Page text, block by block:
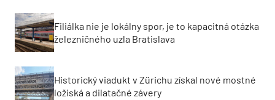
Filiálka nie je lokálny spor, je to kapacitná otázka
železničného uzla Bratislava
Historický viadukt v Zürichu získal nové mostné
ložiská a dilatačné závery